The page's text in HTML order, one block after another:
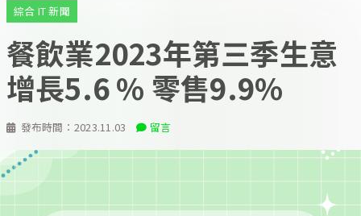
發布時間： 2023.11.03 留言
綜合 IT 新聞
餐飲業2023年第三季生意
增長5.6 % 零售9.9%